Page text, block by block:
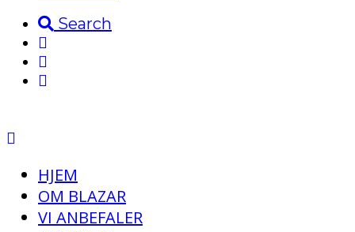
Search
HJEM
OM BLAZAR
VI ANBEFALER